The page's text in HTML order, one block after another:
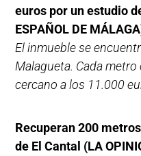
euros por un estudio
ESPAÑOL DE
El inmueble se
Malagueta. Cada
cercano a los 11.000
Recuperan 200
de El Cantal (LA